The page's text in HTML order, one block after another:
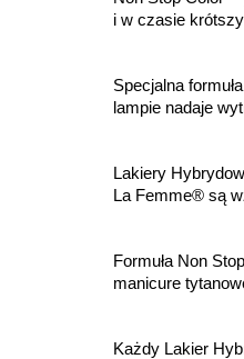
i w czasie
Specjalna
lampie nadaje
Lakiery
La Femme® są
Formuła Non
manicure
Każdy Lakier